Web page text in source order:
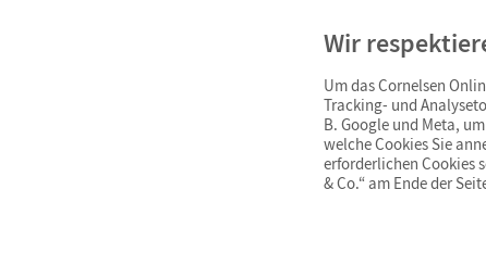
Persönliche Angebote für Lehrkräfte
Sicheres Einkaufen mit SSL-Verschlüsselung
Widerrufsfristvon 4 Wochen
Schnelle und einfache Retourenabwicklung
Wir
Um das Cornelsen
Tracking- und
B. Google und Meta,
welche Cookies Sie
erforderlichen Cookies
& Co.“ am Ende der